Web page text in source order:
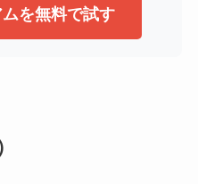
を無料で試す